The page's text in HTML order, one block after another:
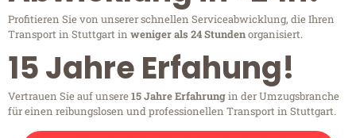
Profitieren Sie von unserer schnellen Serviceabwicklung, die Ihren
Transport in Stuttgart in weniger als 24 Stundenorganisiert.
15 Jahre Erfahung!
Vertrauen Sie auf unsere15 Jahre Erfahrungin der Umzugsbranche
für einen reibungslosen und professionellen Transport in Stuttgart.